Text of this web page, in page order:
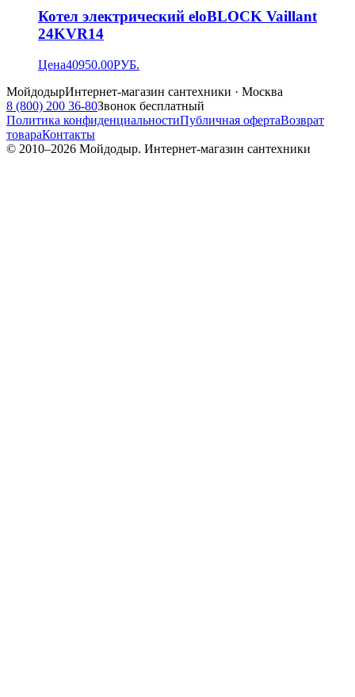
Котел электрический eloBLOCK Vaillant
24KVR14
Цена40950.00РУБ.
МойдодырИнтернет-магазин сантехники · Москва
8 (800) 200 36-80Звонок бесплатный
Политика конфиденциальностиПубличная офертаВозврат
товараКонтакты
© 2010–2026 Мойдодыр. Интернет-магазин сантехники